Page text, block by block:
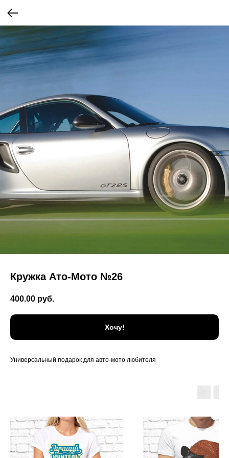
Кружка Ато-Мото №26
400.00 руб.
Хочу!
Универсальный подарок для авто-мото любителя